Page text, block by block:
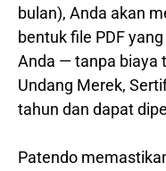
bulan), Anda akan
bentuk file PDF
Anda — tanpa biaya
Undang Merek,
tahun dan dapat
Patendo